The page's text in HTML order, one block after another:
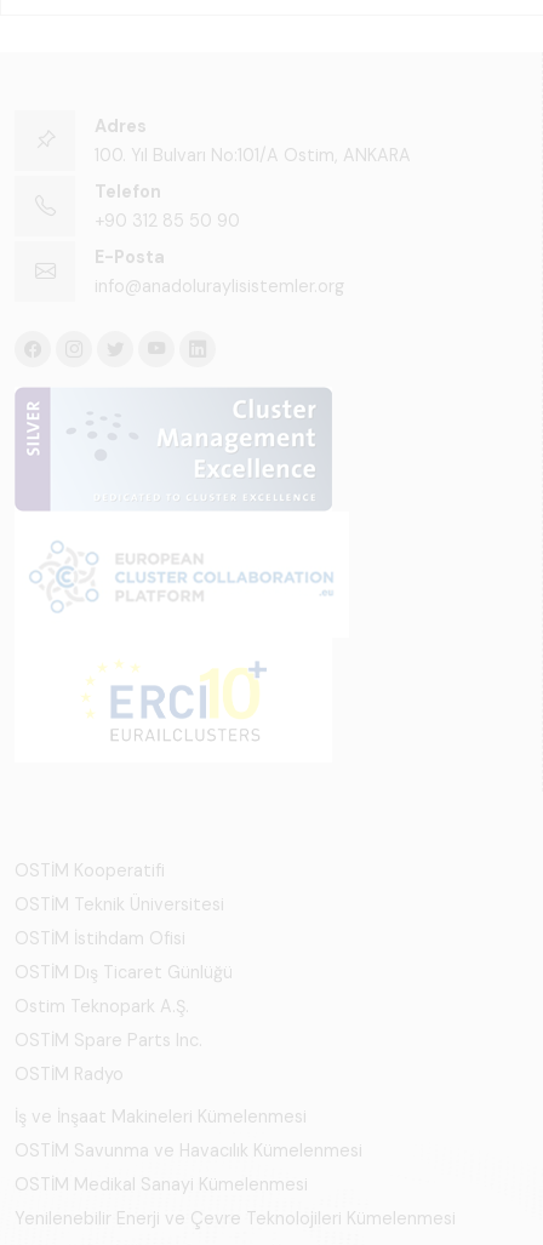
Adres
100. Yıl Bulvarı No:101/A Ostim, ANKARA
Telefon
+90 312 85 50 90
E-Posta
info@anadoluraylisistemler.org
OSTİM Kooperatifi
OSTİM Teknik Üniversitesi
OSTİM İstihdam Ofisi
OSTİM Dış Ticaret Günlüğü
Ostim Teknopark A.Ş.
OSTİM Spare Parts Inc.
OSTİM Radyo
İş ve İnşaat Makineleri Kümelenmesi
OSTİM Savunma ve Havacılık Kümelenmesi
OSTİM Medikal Sanayi Kümelenmesi
Yenilenebilir Enerji ve Çevre Teknolojileri Kümelenmesi